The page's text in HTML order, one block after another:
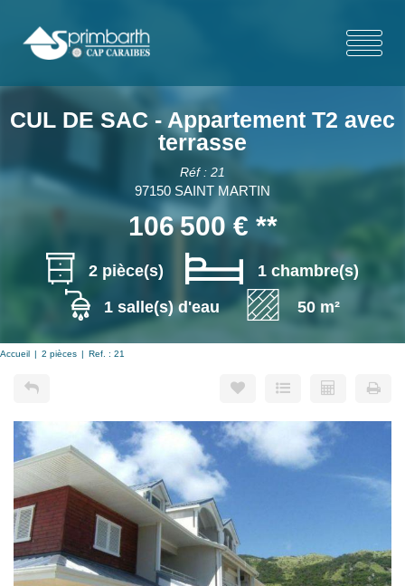
CUL DE SAC - Appartement T2 avec
terrasse
Réf : 21
97150 SAINT MARTIN
106 500 € **
2 pièce(s)
1 chambre(s)
1 salle(s) d'eau
50 m²
Accueil 2 pièces Ref. : 21